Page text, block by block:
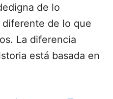
de lo
de lo que
La diferencia
está basada en